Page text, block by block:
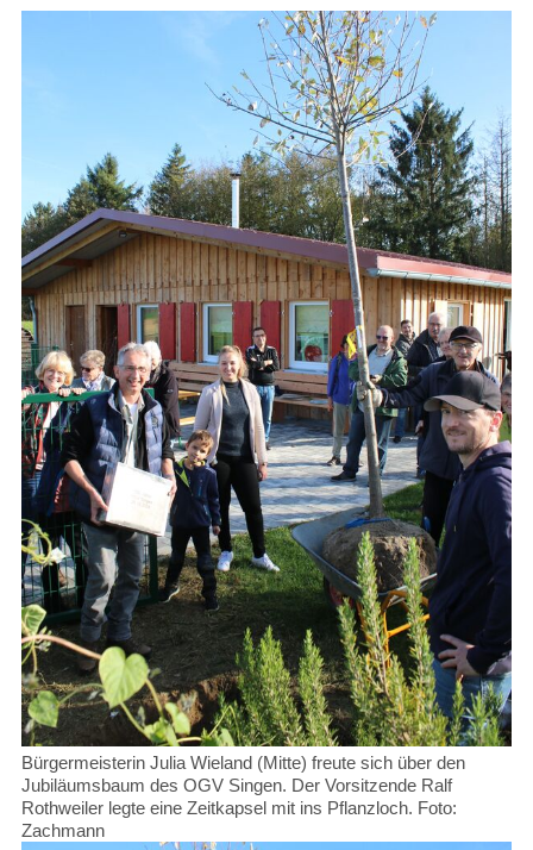
Bürgermeisterin Julia Wieland (Mitte) freute sich über den
Jubiläumsbaum des OGV Singen. Der Vorsitzende Ralf
Rothweiler legte eine Zeitkapsel mit ins Pflanzloch. Foto:
Zachmann